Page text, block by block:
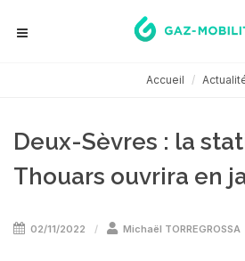
Accueil
Deux-Sèvres : la
Thouars ouvrira en
02/11/2022 Michaël TORREGROSSA